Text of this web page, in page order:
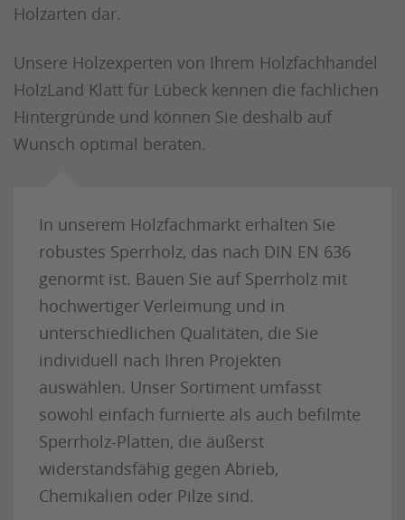
Holzarten dar.
Unsere Holzexperten von Ihrem Holzfachhandel
HolzLand Klatt für Lübeck kennen die fachlichen
Hintergründe und können Sie deshalb auf
Wunsch optimal beraten.
In unserem Holzfachmarkt erhalten Sie
robustes Sperrholz, das nach DIN EN 636
genormt ist. Bauen Sie auf Sperrholz mit
hochwertiger Verleimung und in
unterschiedlichen Qualitäten, die Sie
individuell nach Ihren Projekten
auswählen. Unser Sortiment umfasst
sowohl einfach furnierte als auch befilmte
Sperrholz-Platten, die äußerst
widerstandsfähig gegen Abrieb,
Chemikalien oder Pilze sind.